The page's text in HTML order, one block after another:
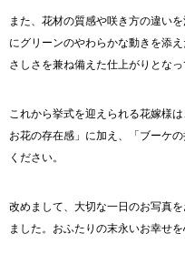
また、花材の質感や咲き方の違い
にグリーンのやわらかな動きを添
さしさを兼ね備えた仕上がりとなっ
これから挙式を迎えられる花嫁様
お花の存在感」に加え、「ブーケ
ください。
改めまして、大切な一日のお写真
ました。おふたりの末永いお幸せ